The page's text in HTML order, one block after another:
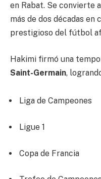
en Rabat. Se convierte
más de dos décadas
prestigioso del fútbol
Hakimi firmó una
Saint-Germain,
Liga de Campeones
Ligue 1
Copa de Francia